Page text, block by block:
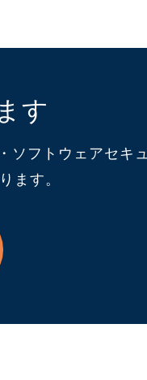
す
ソフトウェアセキ
ます。